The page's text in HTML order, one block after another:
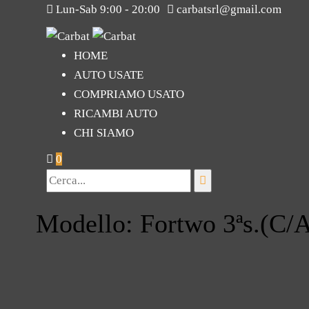
Lun-Sab 9:00 - 20:00 carbatsrl@gmail.com
HOME
AUTO USATE
COMPRIAMO USATO
RICAMBI AUTO
CHI SIAMO
0
Modello: Fortwo 3ªs.(C/